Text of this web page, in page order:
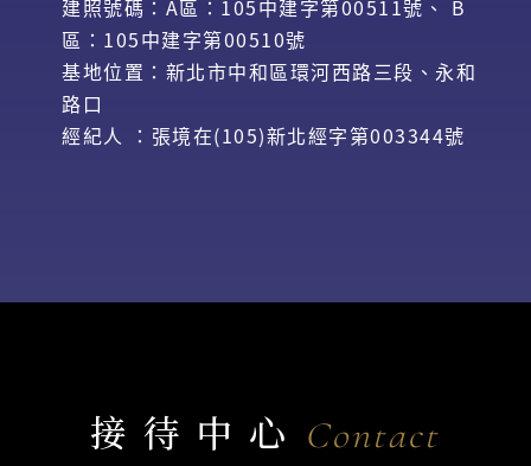
建照號碼：A區：105中建字第00511號、 B
區：105中建字第00510號
基地位置：新北市中和區環河西路三段、永和
路口
經紀人 ：張境在(105)新北經字第003344號
接待中心 Contact